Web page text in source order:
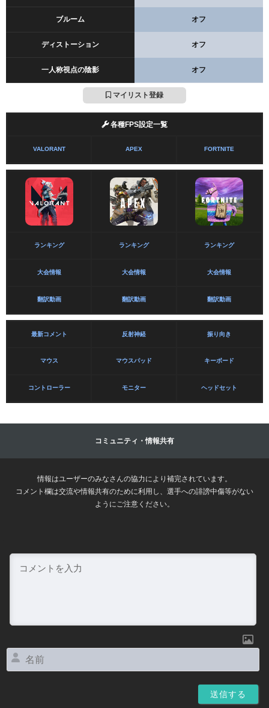
ブルーム オフ
ディストーション オフ
一人称視点の陰影 オフ
マイリスト登録
各種FPS設定一覧
VALORANT APEX FORTNITE
ランキング ランキング ランキング
大会情報 大会情報 大会情報
翻訳動画 翻訳動画 翻訳動画
最新コメント 反射神経 振り向き
マウス マウスパッド キーボード
コントローラー モニター ヘッドセット
コミュニティ・情報共有
情報はユーザーのみなさんの協力により補完されています。
コメント欄は交流や情報共有のために利用し、選手への誹謗中傷等がない
ようにご注意ください。